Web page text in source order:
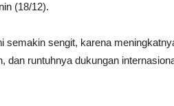
(18/12).
semakin sengit, karena
dan runtuhnya dukungan